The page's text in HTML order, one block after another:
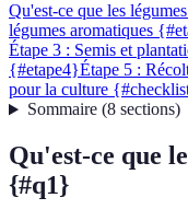
Qu'est-ce que les
légumes aromatiques
Étape 3 : Semis et
{#etape4}Étape 5 :
pour la culture
Sommaire(8 sections)
Qu'est-ce que
{#q1}